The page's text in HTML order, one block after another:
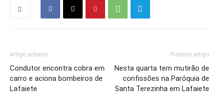
Artigo anterior
Condutor encontra cobra em
carro e aciona bombeiros de
Lafaiete
Próximo artigo
Nesta quarta tem mutirão de
confissões na Paróquia de
Santa Terezinha em Lafaiete